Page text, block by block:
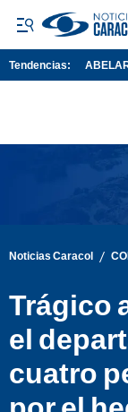
Tendencias:
Noticias Caracol /
Trágico
el
cuatro